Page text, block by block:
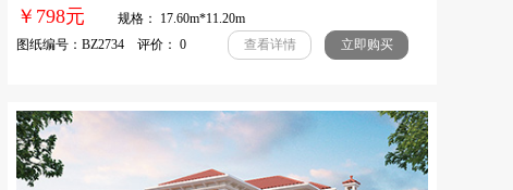
￥798元
规格： 17.60m*11.20m
图纸编号：BZ2734 评价： 0
查看详情 立即购买